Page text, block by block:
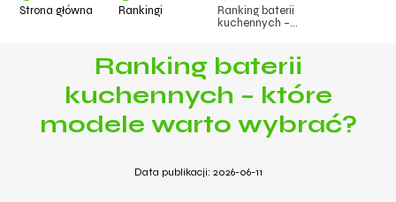
Strona główna Rankingi
Ranking baterii
kuchennych –
Ranking baterii
kuchennych – które
modele warto wybrać?
Data publikacji: 2026-06-11